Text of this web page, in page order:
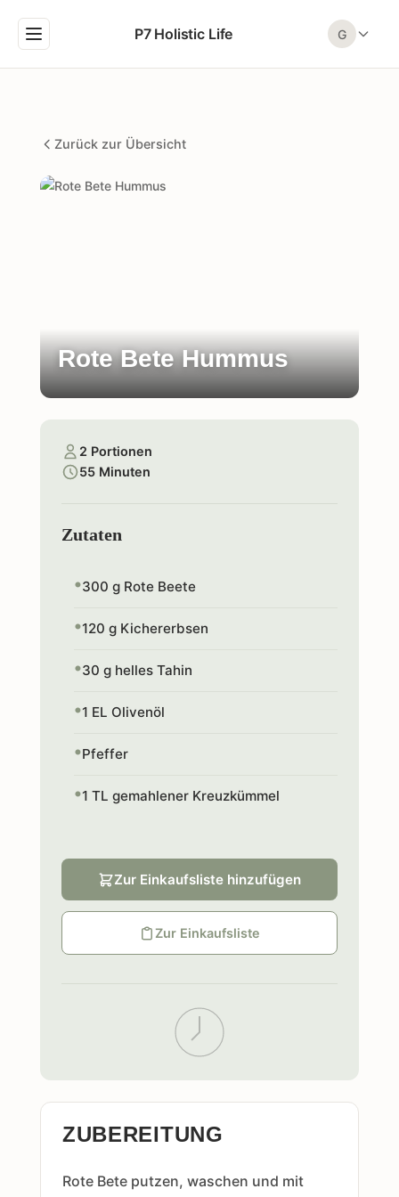
P7 Holistic Life G
Zurück zur Übersicht
Rote Bete Hummus
2 Portionen
55 Minuten
Zutaten
300 g Rote Beete
120 g Kichererbsen
30 g helles Tahin
1 EL Olivenöl
Pfeffer
1 TL gemahlener Kreuzkümmel
Zur Einkaufsliste hinzufügen
Zur Einkaufsliste
ZUBEREITUNG
Rote Bete putzen, waschen und mit